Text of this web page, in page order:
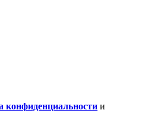
конфиденциальности и